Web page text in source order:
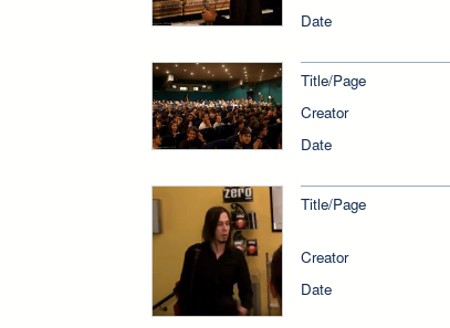
Date
Title/Page
Creator
Date
Title/Page
Creator
Date